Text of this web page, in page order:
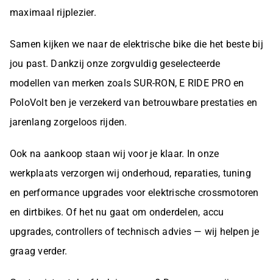
maximaal rijplezier.
Samen kijken we naar de elektrische bike die het beste bij
jou past. Dankzij onze zorgvuldig geselecteerde
modellen van merken zoals SUR-RON, E RIDE PRO en
PoloVolt ben je verzekerd van betrouwbare prestaties en
jarenlang zorgeloos rijden.
Ook na aankoop staan wij voor je klaar. In onze
werkplaats verzorgen wij onderhoud, reparaties, tuning
en performance upgrades voor elektrische crossmotoren
en dirtbikes. Of het nu gaat om onderdelen, accu
upgrades, controllers of technisch advies — wij helpen je
graag verder.